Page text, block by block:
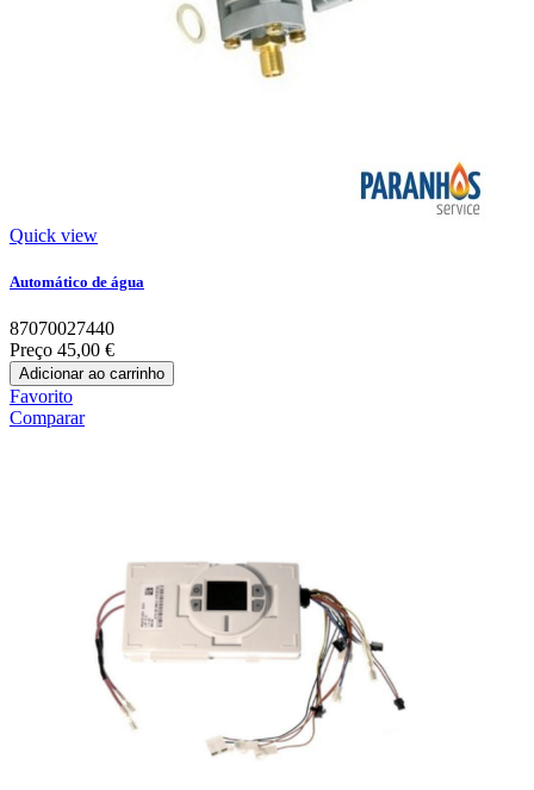
Quick view
Automático de água
87070027440
Preço 45,00 €
Adicionar ao carrinho
Favorito
Comparar